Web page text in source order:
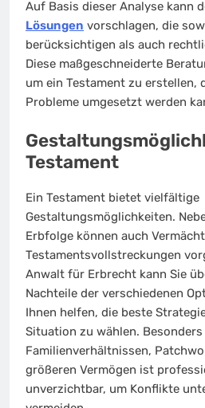
Auf Basis dieser Analyse kann
Lösungen vorschlagen, die
berücksichtigen als auch
Diese maßgeschneiderte
um ein Testament zu erstellen,
Probleme umgesetzt werden
Testament
Ein Testament bietet vielfältige
Gestaltungsmöglichkeiten.
Erbfolge können auch
Testamentsvollstreckungen
Anwalt für Erbrecht kann Sie
Nachteile der verschiedenen
Ihnen helfen, die beste
Situation zu wählen.
Familienverhältnissen,
größeren Vermögen ist
unverzichtbar, um Konflikte